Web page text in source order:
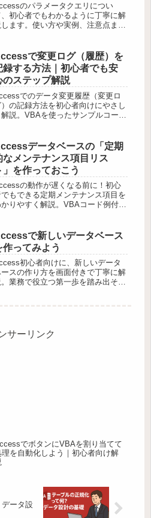
のパラメータクエリについ
、初心者でもわかるように丁寧に解
ます。使い方や実例、注意点まで
で変更ログ（履歴）を
録する方法｜初心者でも安
のステップ解説
でのデータ変更履歴（変更ロ
）の記録方法を初心者向けにやさし
解説。VBAを使ったサンプルコード
データベースの「定期
なメンテナンス項目リス
」を作っておこう
の動作が遅くなる前に！初心
でもできる定期メンテナンス項目を
かりやすく解説。VBAコード例付き
で新しいデータベース
作ってみよう
初心者向けに、新しいデータ
ースの作り方を画面付きで丁寧に解
。業務で役立つ第一歩を踏み出そ
サーリンク
でボタンにVBAを割り当てて
理を自動化しよう｜初心者向け解
ータ設